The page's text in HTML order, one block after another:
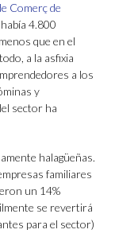
Comerç de
4.800
que en el
a la asfixia
a los
y
sector ha
halagüeñas.
familiares
un 14%
se revertirá
para el sector)